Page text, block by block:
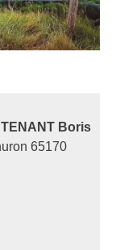
Boris
65170